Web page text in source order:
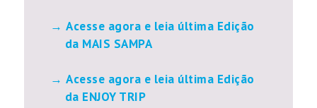
Acesse agora e leia última Edição
da MAIS SAMPA
Acesse agora e leia última Edição
da ENJOY TRIP